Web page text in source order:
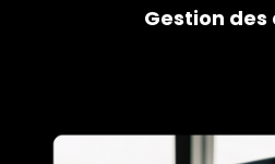
Gestion